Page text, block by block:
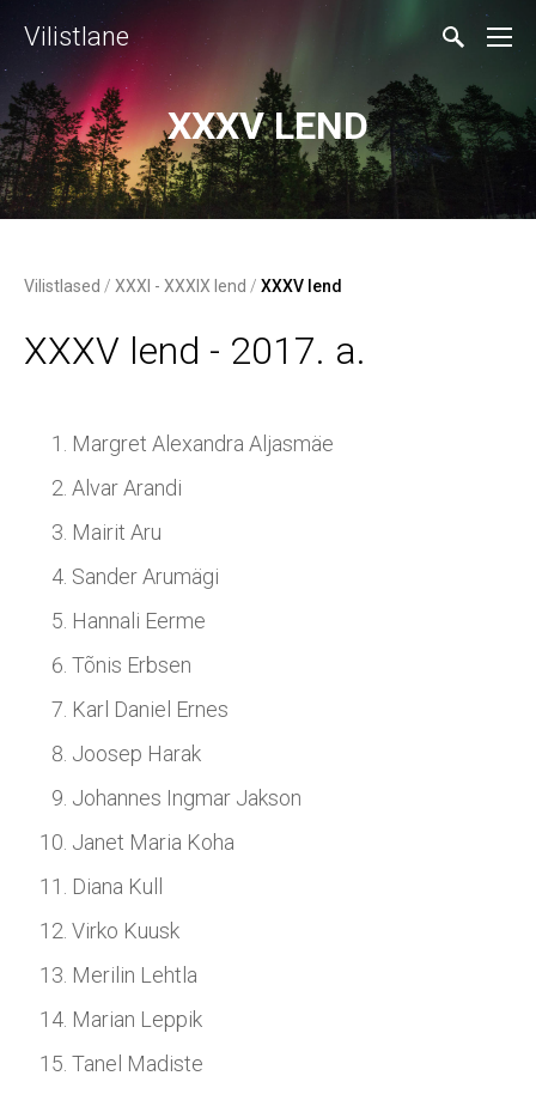
Vilistlane
XXXV LEND
Vilistlased / XXXI - XXXIX lend / XXXV lend
XXXV lend - 2017. a.
Margret Alexandra Aljasmäe
Alvar Arandi
Mairit Aru
Sander Arumägi
Hannali Eerme
Tõnis Erbsen
Karl Daniel Ernes
Joosep Harak
Johannes Ingmar Jakson
Janet Maria Koha
Diana Kull
Virko Kuusk
Merilin Lehtla
Marian Leppik
Tanel Madiste